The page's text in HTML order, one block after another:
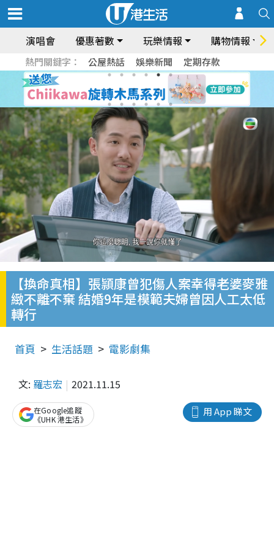
演唱會 優惠著數 玩樂情報 購物情報
熱門關鍵字： 公屋熱話 娛樂新聞 定期存款
【換命真相】張頴康曾犯​​傷人案幸得老婆麥雅
緻不離不棄 結婚9年是模範夫婦曾因人工太低
轉行
首頁 生活話題 電影劇集
文: 羅志宏 2021.11.15
用 App 睇文
在Google追蹤
《UHK 港生活》